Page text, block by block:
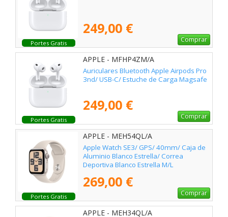
Portes Gratis
249,00 €
Comprar
Portes Gratis
APPLE - MFHP4ZM/A
Auriculares Bluetooth Apple Airpods Pro
3nd/ USB-C/ Estuche de Carga Magsafe
249,00 €
Comprar
Portes Gratis
APPLE - MEH54QL/A
Apple Watch SE3/ GPS/ 40mm/ Caja de
Aluminio Blanco Estrella/ Correa
Deportiva Blanco Estrella M/L
269,00 €
Comprar
APPLE - MEH34QL/A